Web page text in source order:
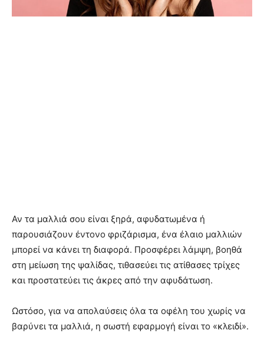
Αν τα μαλλιά σου είναι ξηρά, αφυδατωμένα ή
παρουσιάζουν έντονο φριζάρισμα, ένα έλαιο μαλλιών
μπορεί να κάνει τη διαφορά. Προσφέρει λάμψη, βοηθά
στη μείωση της ψαλίδας, τιθασεύει τις ατίθασες τρίχες
και προστατεύει τις άκρες από την αφυδάτωση.
Ωστόσο, για να απολαύσεις όλα τα οφέλη του χωρίς να
βαρύνει τα μαλλιά, η σωστή εφαρμογή είναι το «κλειδί».